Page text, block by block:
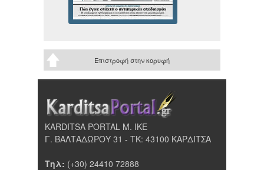
Επιστροφή στην κορυφή
KARDITSA PORTAL Μ. ΙΚΕ
Γ. ΒΑΛΤΑΔΩΡΟΥ 31 - ΤΚ: 43100 ΚΑΡΔΙΤΣΑ
Τηλ: (+30) 24410 72888